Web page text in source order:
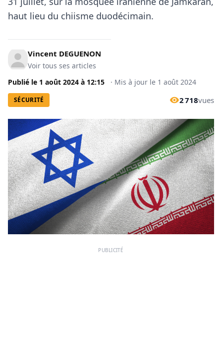
haut lieu du chiisme duodécimain.
Vincent DEGUENON
Voir tous ses articles
Publié le 1 août 2024 à 12:15 · Mis à jour le 1 août 2024
SÉCURITÉ 2 718vues
PUBLICITÉ